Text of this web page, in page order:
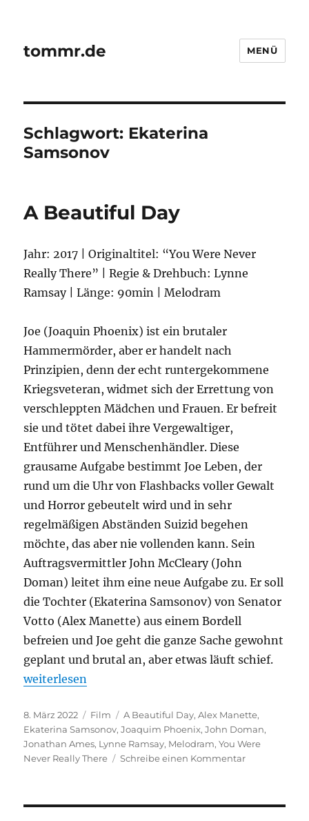
tommr.de MENÜ
Schlagwort: Ekaterina
Samsonov
A Beautiful Day
Jahr: 2017 | Originaltitel: “You Were Never
Really There” | Regie & Drehbuch: Lynne
Ramsay | Länge: 90min | Melodram
Joe (Joaquin Phoenix) ist ein brutaler
Hammermörder, aber er handelt nach
Prinzipien, denn der echt runtergekommene
Kriegsveteran, widmet sich der Errettung von
verschleppten Mädchen und Frauen. Er befreit
sie und tötet dabei ihre Vergewaltiger,
Entführer und Menschenhändler. Diese
grausame Aufgabe bestimmt Joe Leben, der
rund um die Uhr von Flashbacks voller Gewalt
und Horror gebeutelt wird und in sehr
regelmäßigen Abständen Suizid begehen
möchte, das aber nie vollenden kann. Sein
Auftragsvermittler John McCleary (John
Doman) leitet ihm eine neue Aufgabe zu. Er soll
die Tochter (Ekaterina Samsonov) von Senator
Votto (Alex Manette) aus einem Bordell
befreien und Joe geht die ganze Sache gewohnt
geplant und brutal an, aber etwas läuft schief.
„A Beautiful Day“
weiterlesen
Veröffentlicht
am
8. März 2022 Kategorien
Film Schlagwörter
A Beautiful Day,Alex Manette,
Ekaterina Samsonov,Joaquim Phoenix,John Doman,
Jonathan Ames, Lynne Ramsay, Melodram,You Were
Never Really There
Schreibe einen Kommentarzu